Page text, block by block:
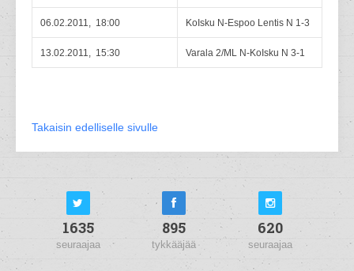
06.02.2011, 18:00 KoIsku N-Espoo Lentis N 1-3
13.02.2011, 15:30 Varala 2/ML N-KoIsku N 3-1
Takaisin edelliselle sivulle
1635
seuraajaa
895
tykkääjää
620
seuraajaa